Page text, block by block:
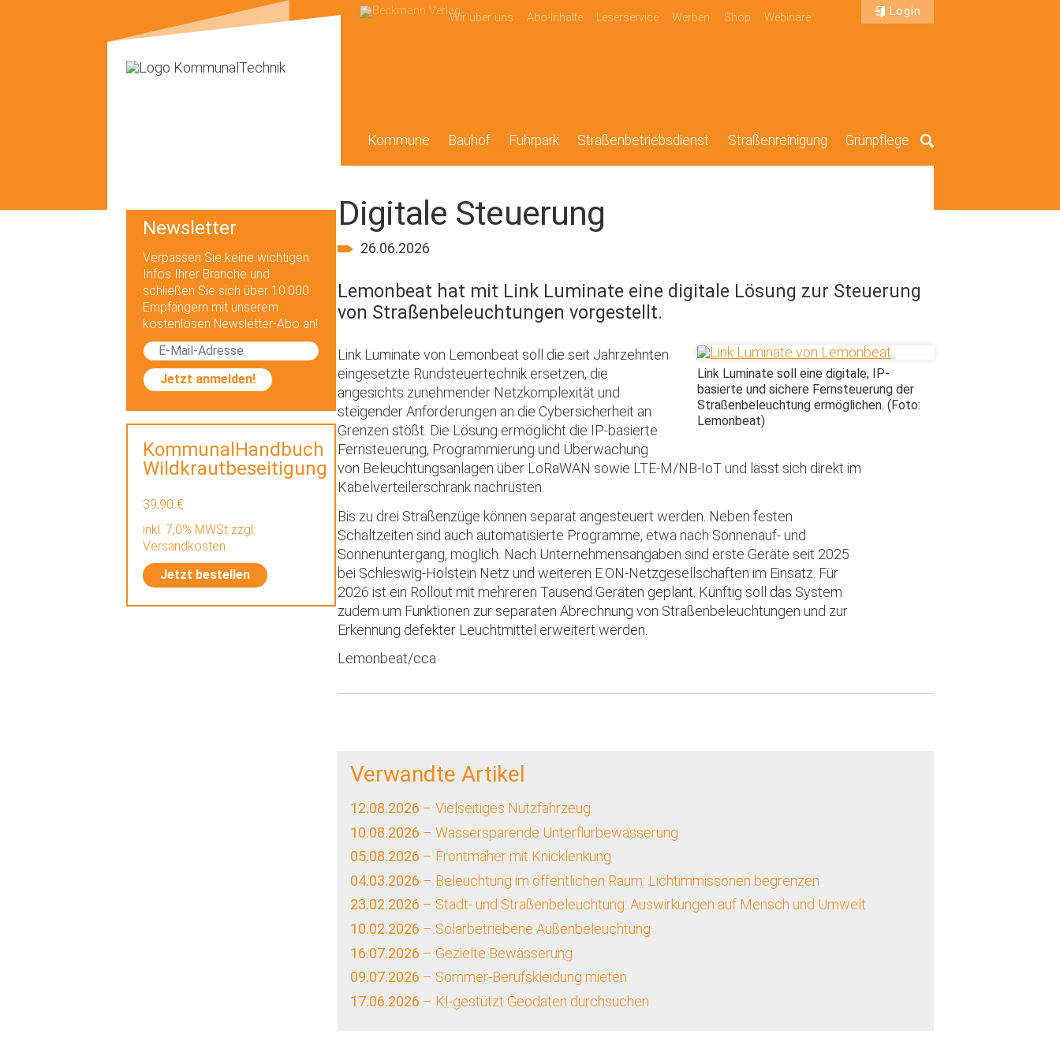
Wir über uns Abo-Inhalte Leserservice Werben Shop Webinare Login
Kommune Bauhof Fuhrpark Straßenbetriebsdienst Straßenreinigung Grünpflege Suche
Digitale Steuerung
26.06.2026
Lemonbeat hat mit Link Luminate eine digitale Lösung zur Steuerung
von Straßenbeleuchtungen vorgestellt.
Link Luminate soll eine digitale, IP-
basierte und sichere Fernsteuerung der
Straßenbeleuchtung ermöglichen. (Foto:
Lemonbeat)
Link Luminate von Lemonbeat soll die seit Jahrzehnten
eingesetzte Rundsteuertechnik ersetzen, die
angesichts zunehmender Netzkomplexität und
steigender Anforderungen an die Cybersicherheit an
Grenzen stößt. Die Lösung ermöglicht die IP-basierte
Fernsteuerung, Programmierung und Überwachung
von Beleuchtungsanlagen über LoRaWAN sowie LTE-M/NB-IoT und lässt sich direkt im
Kabelverteilerschrank nachrüsten.
Bis zu drei Straßenzüge können separat angesteuert werden. Neben festen
Schaltzeiten sind auch automatisierte Programme, etwa nach Sonnenauf- und
Sonnenuntergang, möglich. Nach Unternehmensangaben sind erste Geräte seit 2025
bei Schleswig-Holstein Netz und weiteren E.ON-Netzgesellschaften im Einsatz. Für
2026 ist ein Rollout mit mehreren Tausend Geräten geplant. Künftig soll das System
zudem um Funktionen zur separaten Abrechnung von Straßenbeleuchtungen und zur
Erkennung defekter Leuchtmittel erweitert werden.
Lemonbeat/cca
Verwandte Artikel
12.08.2026 – Vielseitiges Nutzfahrzeug
10.08.2026 – Wassersparende Unterflurbewässerung
05.08.2026 – Frontmäher mit Knicklenkung
04.03.2026 – Beleuchtung im öffentlichen Raum: Lichtimmissonen begrenzen
23.02.2026 – Stadt- und Straßenbeleuchtung: Auswirkungen auf Mensch und Umwelt
10.02.2026 – Solarbetriebene Außenbeleuchtung
16.07.2026 – Gezielte Bewässerung
09.07.2026 – Sommer-Berufskleidung mieten
17.06.2026 – KI-gestützt Geodaten durchsuchen
Newsletter
Verpassen Sie keine wichtigen
Infos Ihrer Branche und
schließen Sie sich über 10.000
Empfängern mit unserem
kostenlosen Newsletter-Abo an!
Jetzt anmelden!
KommunalHandbuch
Wildkrautbeseitigung
39,90 €
inkl. 7,0% MWSt zzgl.
Versandkosten
Jetzt bestellen